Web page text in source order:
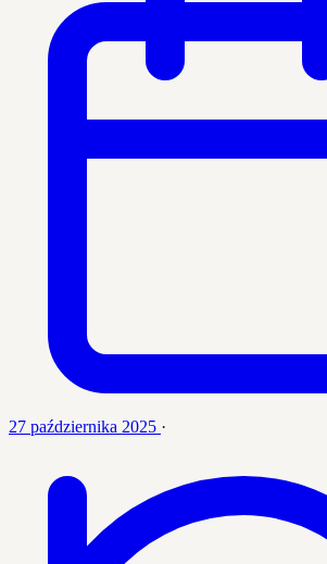
27 października 2025 ·